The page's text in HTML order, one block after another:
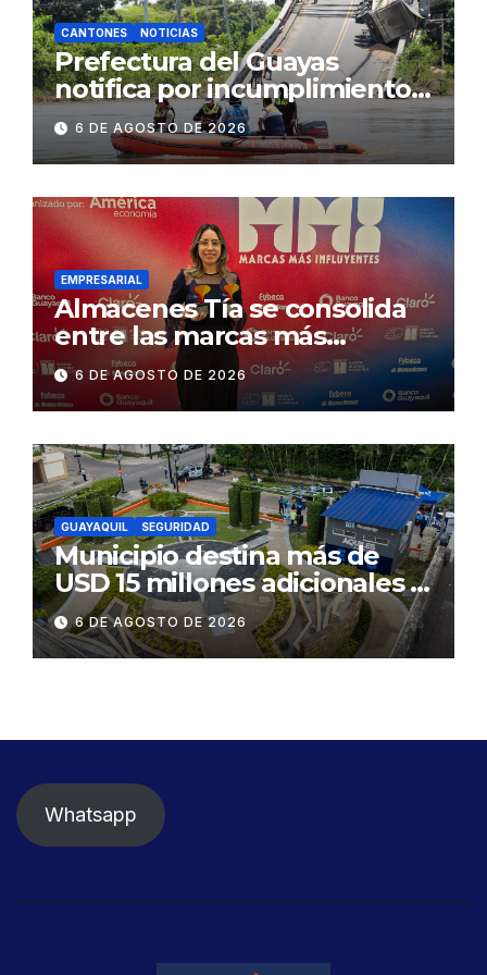
CANTONES NOTICIAS
Prefectura del Guayas
notifica por incumplimiento
contractual a la
Concesionaria CONORTE y
exige celeridad en
desmontaje del puente
Gonzalo Icaza Cornejo, en
Daule
6 DE AGOSTO DE 2026
EMPRESARIAL
Almacenes Tía se consolida
entre las marcas más
influyentes del Ecuador
6 DE AGOSTO DE 2026
GUAYAQUIL SEGURIDAD
Municipio destina más de
USD 15 millones adicionales a
SEGURA EP para fortalecer la
seguridad ciudadana
6 DE AGOSTO DE 2026
Whatsapp